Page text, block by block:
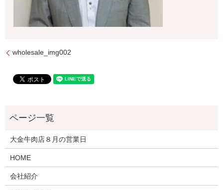
wholesale_img002
大金牛肉店８月の営業日
HOME
会社紹介